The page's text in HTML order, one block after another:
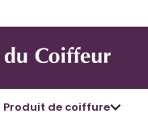
Produit de coiffure